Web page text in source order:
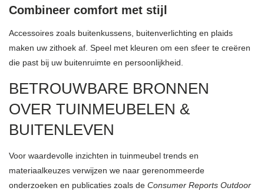
Combineer comfort met stijl
Accessoires zoals buitenkussens, buitenverlichting en plaids
maken uw zithoek af. Speel met kleuren om een sfeer te creëren
die past bij uw buitenruimte en persoonlijkheid.
BETROUWBARE BRONNEN
OVER TUINMEUBELEN &
BUITENLEVEN
Voor waardevolle inzichten in tuinmeubel trends en
materiaalkeuzes verwijzen we naar gerenommeerde
onderzoeken en publicaties zoals de Consumer Reports Outdoor